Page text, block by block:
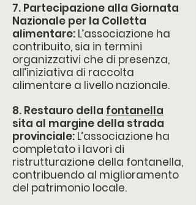
7. Partecipazione alla Giornata
Nazionale per la Colletta
alimentare: L’associazione ha
contribuito, sia in termini
organizzativi che di presenza,
all’iniziativa di raccolta
alimentare a livello nazionale.
8. Restauro della fontanella
sita al margine della strada
provinciale: L’associazione ha
completato i lavori di
ristrutturazione della fontanella,
contribuendo al miglioramento
del patrimonio locale.